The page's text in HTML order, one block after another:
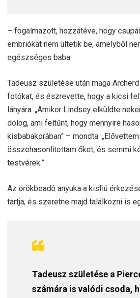
– fogalmazott, hozzátéve, hogy
embriókat nem ültetik be, amelyből
egészséges baba.
Tadeusz születése után maga
fotókat, és észrevette, hogy a kicsi
lányára. „Amikor Lindsey elküldte
dolog, ami feltűnt, hogy mennyire
kisbabakorában” – mondta.
összehasonlítottam őket, és semmi
testvérek.”
Az örökbeadó anyuka a kisfiú
tartja, és szeretne majd találkozni is
Tadeusz születése a
számára is valódi csoda,